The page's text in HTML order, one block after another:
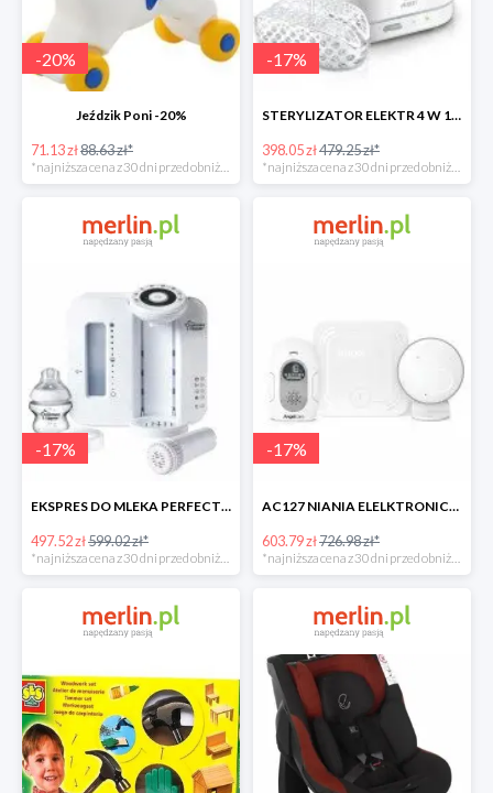
-20%
Jeździk Poni -20%
71.13 zł88.63 zł*
*najniższa cena z 30 dni przed obniżką
-17%
STERYLIZATOR ELEKTR 4 W 1 -17%
398.05 zł479.25 zł*
*najniższa cena z 30 dni przed obniżką
-17%
EKSPRES DO MLEKA PERFECT PREP Tommee Tippee -17%
497.52 zł599.02 zł*
-17%
AC127 NIANIA ELELKTRONICZNA Z CZUJNIKIEM RUCHU -17%
603.79 zł726.98 zł*